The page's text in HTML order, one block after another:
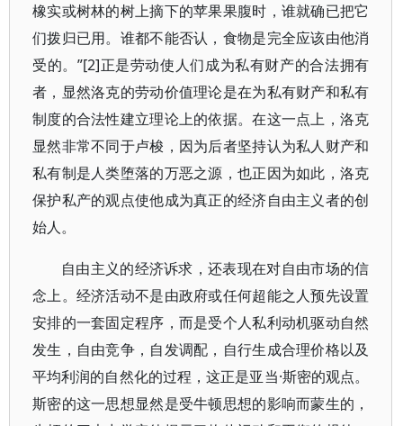
橡实或树林的树上摘下的苹果果腹时，谁就确已把它
们拨归已用。谁都不能否认，食物是完全应该由他消
受的。”[2]正是劳动使人们成为私有财产的合法拥有
者，显然洛克的劳动价值理论是在为私有财产和私有
制度的合法性建立理论上的依据。在这一点上，洛克
显然非常不同于卢梭，因为后者坚持认为私人财产和
私有制是人类堕落的万恶之源，也正因为如此，洛克
保护私产的观点使他成为真正的经济自由主义者的创
始人。
自由主义的经济诉求，还表现在对自由市场的信
念上。经济活动不是由政府或任何超能之人预先设置
安排的一套固定程序，而是受个人私利动机驱动自然
发生，自由竞争，自发调配，自行生成合理价格以及
平均利润的自然化的过程，这正是亚当·斯密的观点。
斯密的这一思想显然是受牛顿思想的影响而蒙生的，